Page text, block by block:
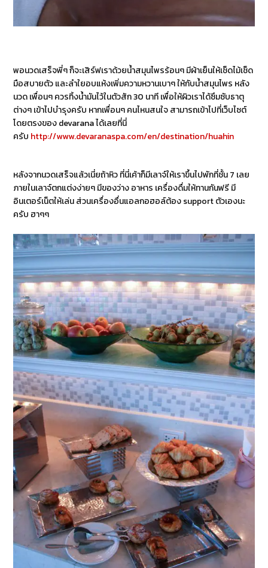
พอนวดเสร็จพี่ๆ ก็จะเสิร์ฟเราด้วยน้ำสมุนไพรร้อนๆ มีผ้าเย็นให้เช็ดไม้เช็ด
มือสบายตัว และลำใยอบแห้งเพิ่มความหวานเบาๆ ให้กับน้ำสมุนไพร หลัง
นวด เพื่อนๆ ควรทิ้งน้ำมันไว้ในตัวสัก 30 นาที เพื่อให้ผิวเราได้ซึมซับธาตุ
ต่างๆ เข้าไปบำรุงครับ หากเพื่อนๆ คนไหนสนใจ สามารถเข้าไปที่เว็บไซต์
โดยตรงของ devarana ได้เลยที่นี่
ครับ http://www.devaranaspa.com/en/destination/huahin
หลังจากนวดเสร็จแล้วเนี่ยถ้าหิว ที่นี่เค้าก็มีเลาจ์ให้เราขึ้นไปพักที่ชั้น 7 เลย
ภายในเลาจ์ตกแต่งง่ายๆ มีของว่าง อาหาร เครื่องดื่มให้ทานกันฟรี มี
อินเตอร์เน็ตให้เล่น ส่วนเครื่องอื่นแอลกอฮอล์ต้อง support ตัวเองนะ
ครับ ฮาๆๆ